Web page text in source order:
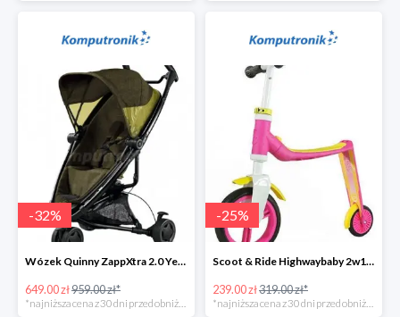
-32%
Wózek Quinny ZappXtra 2.0 Yellow Denim w super cenie
649.00 zł959.00 zł*
*najniższa cena z 30 dni przed obniżką
-25%
Scoot & Ride Highwaybaby 2w1 w super cenie
239.00 zł319.00 zł*
*najniższa cena z 30 dni przed obniżką